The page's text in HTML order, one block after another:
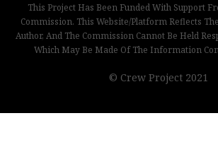
This Project Has Been Funded With Support
Commission. This Website/Platform Reflects
Author, And The Commission Cannot Be Held
Which May Be Made Of The Information
© Crew Project 2021